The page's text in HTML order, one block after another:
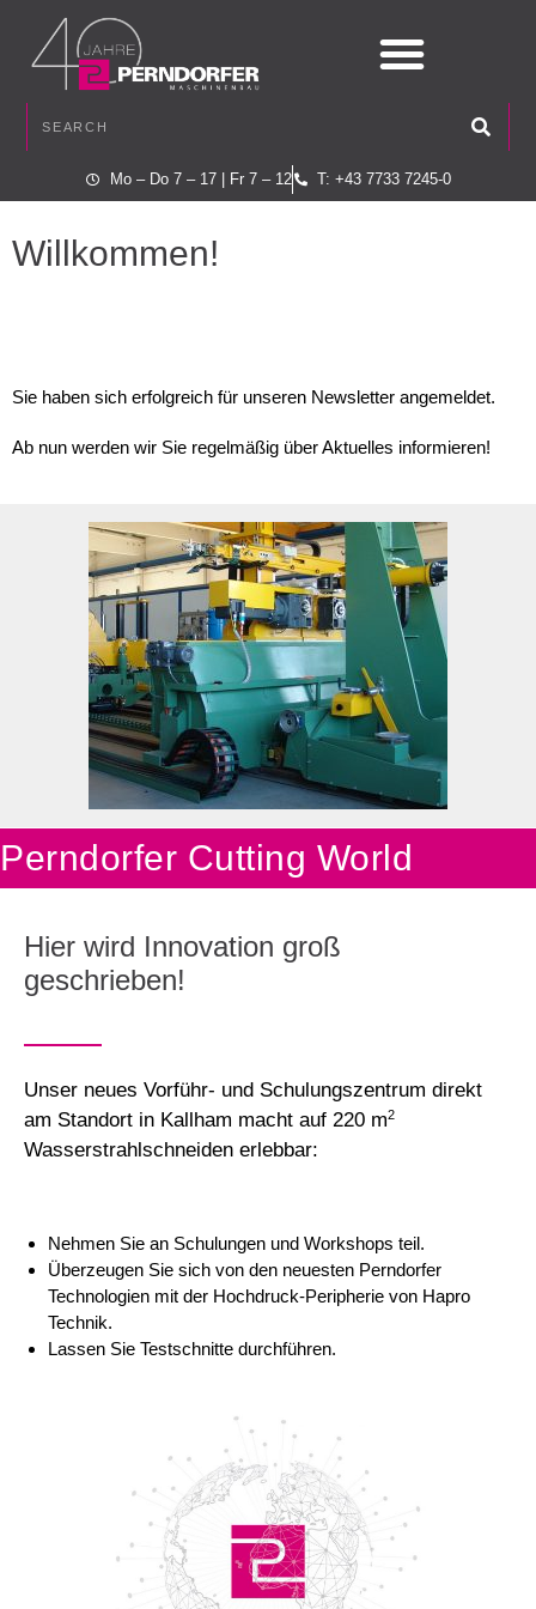
Mo – Do 7 – 17 | Fr 7 – 12 T: +43 7733 7245-0
Willkommen!
Sie haben sich erfolgreich für unseren Newsletter angemeldet.
Ab nun werden wir Sie regelmäßig über Aktuelles informieren!
Perndorfer Cutting World
Hier wird Innovation groß
geschrieben!
Unser neues Vorführ- und Schulungszentrum direkt
am Standort in Kallham macht auf 220 m2
Wasserstrahlschneiden erlebbar:
Nehmen Sie an Schulungen und Workshops teil.
Überzeugen Sie sich von den neuesten Perndorfer
Technologien mit der Hochdruck-Peripherie von Hapro
Technik.
Lassen Sie Testschnitte durchführen.